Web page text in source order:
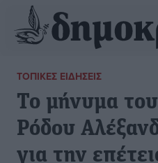
ΤΟΠΙΚΈΣ ΕΙΔΉΣΕΙΣ
Το μήνυμα
Ρόδου
για την